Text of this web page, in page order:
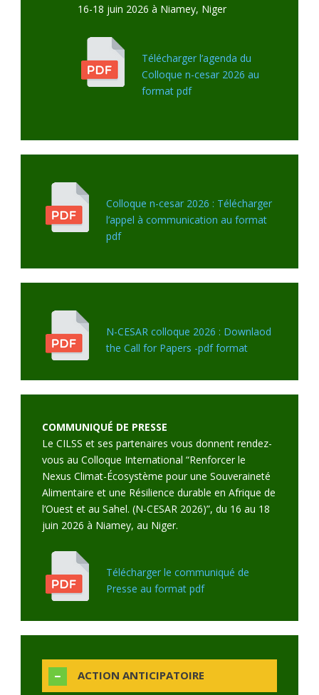
16-18 juin 2026 à Niamey, Niger
Télécharger l’agenda du
Colloque n-cesar 2026 au
format pdf
Colloque n-cesar 2026 : Télécharger
l’appel à communication au format
pdf
N-CESAR colloque 2026 : Downlaod
the Call for Papers -pdf format
COMMUNIQUÉ DE PRESSE
Le CILSS et ses partenaires vous donnent rendez-
vous au Colloque International “Renforcer le
Nexus Climat-Écosystème pour une Souveraineté
Alimentaire et une Résilience durable en Afrique de
l’Ouest et au Sahel. (N-CESAR 2026)”, du 16 au 18
juin 2026 à Niamey, au Niger.
Télécharger le communiqué de
Presse au format pdf
ACTION ANTICIPATOIRE